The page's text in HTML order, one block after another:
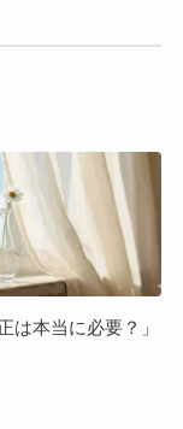
は本当に必要？」